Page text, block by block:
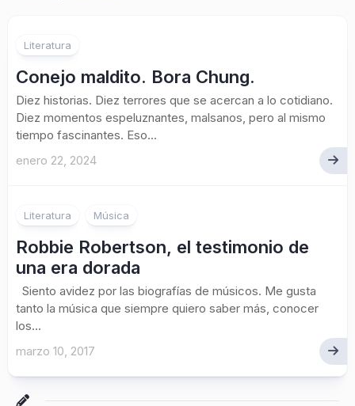
Literatura
Conejo maldito. Bora Chung.
Diez historias. Diez terrores que se acercan a lo cotidiano.
Diez momentos espeluznantes, malsanos, pero al mismo
tiempo fascinantes. Eso...
enero 22, 2024
Literatura Música
Robbie Robertson, el testimonio de
una era dorada
Siento avidez por las biografías de músicos. Me gusta
tanto la música que siempre quiero saber más, conocer
los...
marzo 10, 2017